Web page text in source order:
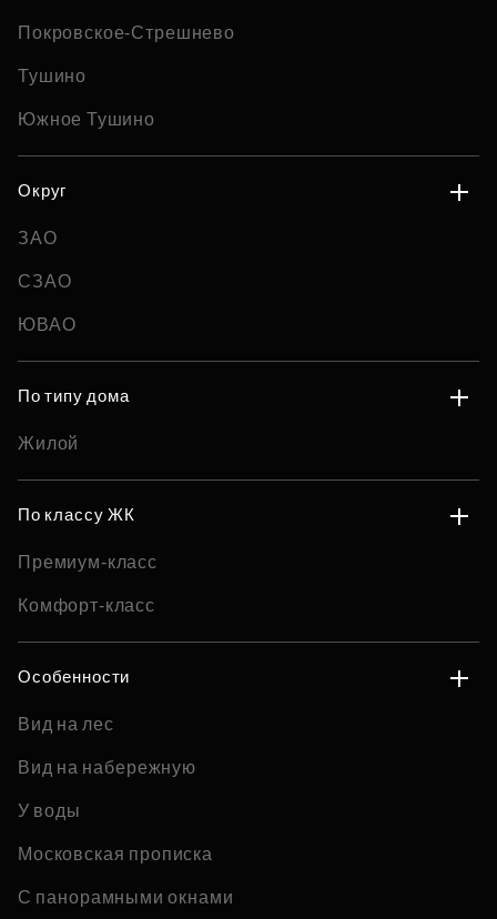
Покровское-Стрешнево
Тушино
Южное Тушино
Округ
ЗАО
СЗАО
ЮВАО
По типу дома
Жилой
По классу ЖК
Премиум-класс
Комфорт-класс
Особенности
Вид на лес
Вид на набережную
У воды
Московская прописка
С панорамными окнами